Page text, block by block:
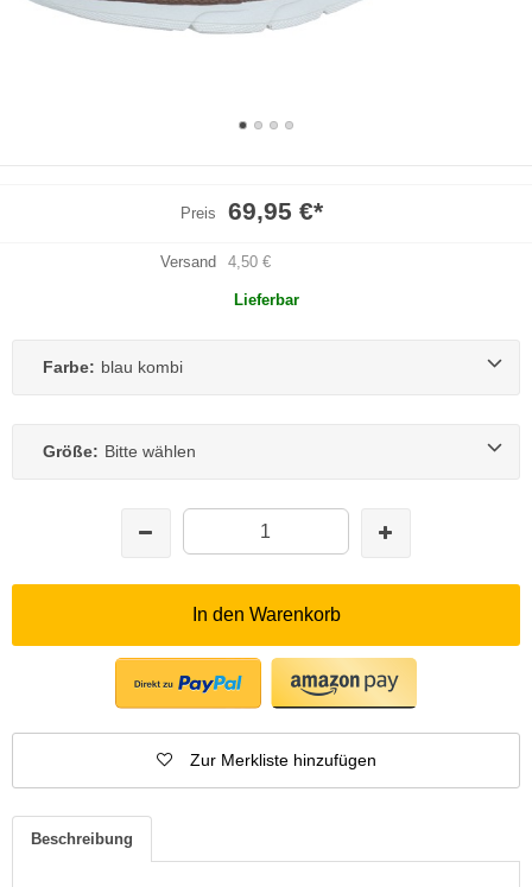
Preis 69,95 €*
Versand 4,50 €
Lieferbar
Farbe: blau kombi
Größe: Bitte wählen
In den Warenkorb
Zur Merkliste hinzufügen
Beschreibung